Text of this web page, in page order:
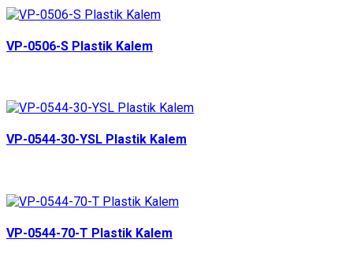
VP-0506-S Plastik Kalem
VP-0544-30-YSL Plastik Kalem
VP-0544-70-T Plastik Kalem